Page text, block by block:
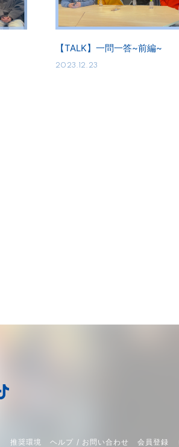
【TALK】一問一答~前編~
2023.12.23
推奨環境 ヘルプ / お問い合わせ 会員登録